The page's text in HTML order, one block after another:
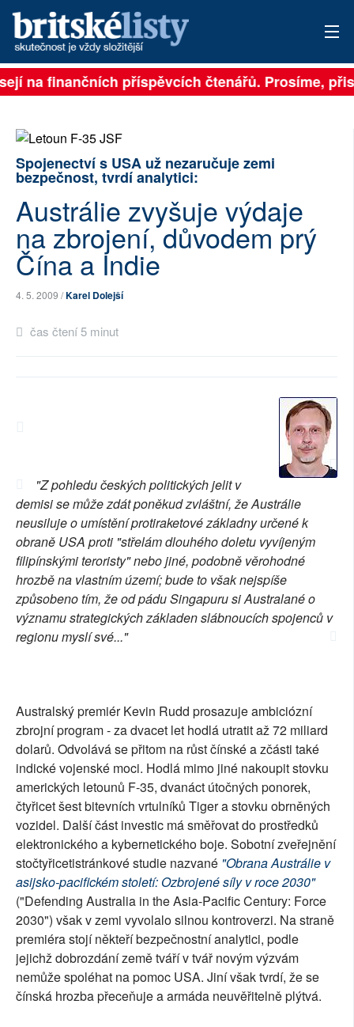
PŘIHLÁSIT
ARCHIV
NEJČTENĚJŠÍ ZA 7 DNÍ
AUTOŘI
PŘÍSPĚVKY NA PROVOZ
na finančních příspěvcích čtenářů. Prosíme,
Spojenectví s USA už nezaručuje zemi
bezpečnost, tvrdí analytici:
Austrálie zvyšuje výdaje
na zbrojení, důvodem prý
Čína a Indie
4. 5. 2009 /Karel Dolejší
čas čtení 5 minut
"Z pohledu českých politických jelit v
demisi se může zdát poněkud zvláštní, že Austrálie
neusiluje o umístění protiraketové základny určené k
obraně USA proti "střelám dlouhého doletu vyvíjeným
filipínskými teroristy" nebo jiné, podobně věrohodné
hrozbě na vlastním území; bude to však nejspíše
způsobeno tím, že od pádu Singapuru si Australané o
významu strategických základen slábnoucích spojenců v
regionu myslí své..."
Australský premiér Kevin Rudd prosazuje ambiciózní
zbrojní program - za dvacet let hodlá utratit až 72 miliard
dolarů. Odvolává se přitom na růst čínské a zčásti také
indické vojenské moci. Hodlá mimo jiné nakoupit stovku
amerických letounů F-35, dvanáct útočných ponorek,
čtyřicet šest bitevních vrtulníků Tiger a stovku obrněných
vozidel. Další část investic má směřovat do prostředků
elektronického a kybernetického boje. Sobotní zveřejnění
stočtyřicetistránkové studie nazvané "Obrana Austrálie v
asijsko-pacifickém století: Ozbrojené síly v roce 2030"
("Defending Australia in the Asia-Pacific Century: Force
2030") však v zemi vyvolalo silnou kontroverzi. Na straně
premiéra stojí někteří bezpečnostní analytici, podle
jejichž dobrozdání země tváří v tvář novým výzvám
nemůže spoléhat na pomoc USA. Jiní však tvrdí, že se
čínská hrozba přeceňuje a armáda neuvěřitelně plýtvá.